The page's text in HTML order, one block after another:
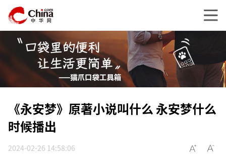
《永安梦》原著小说叫什么 永安梦什么
时候播出
2024-02-26 14:58:06